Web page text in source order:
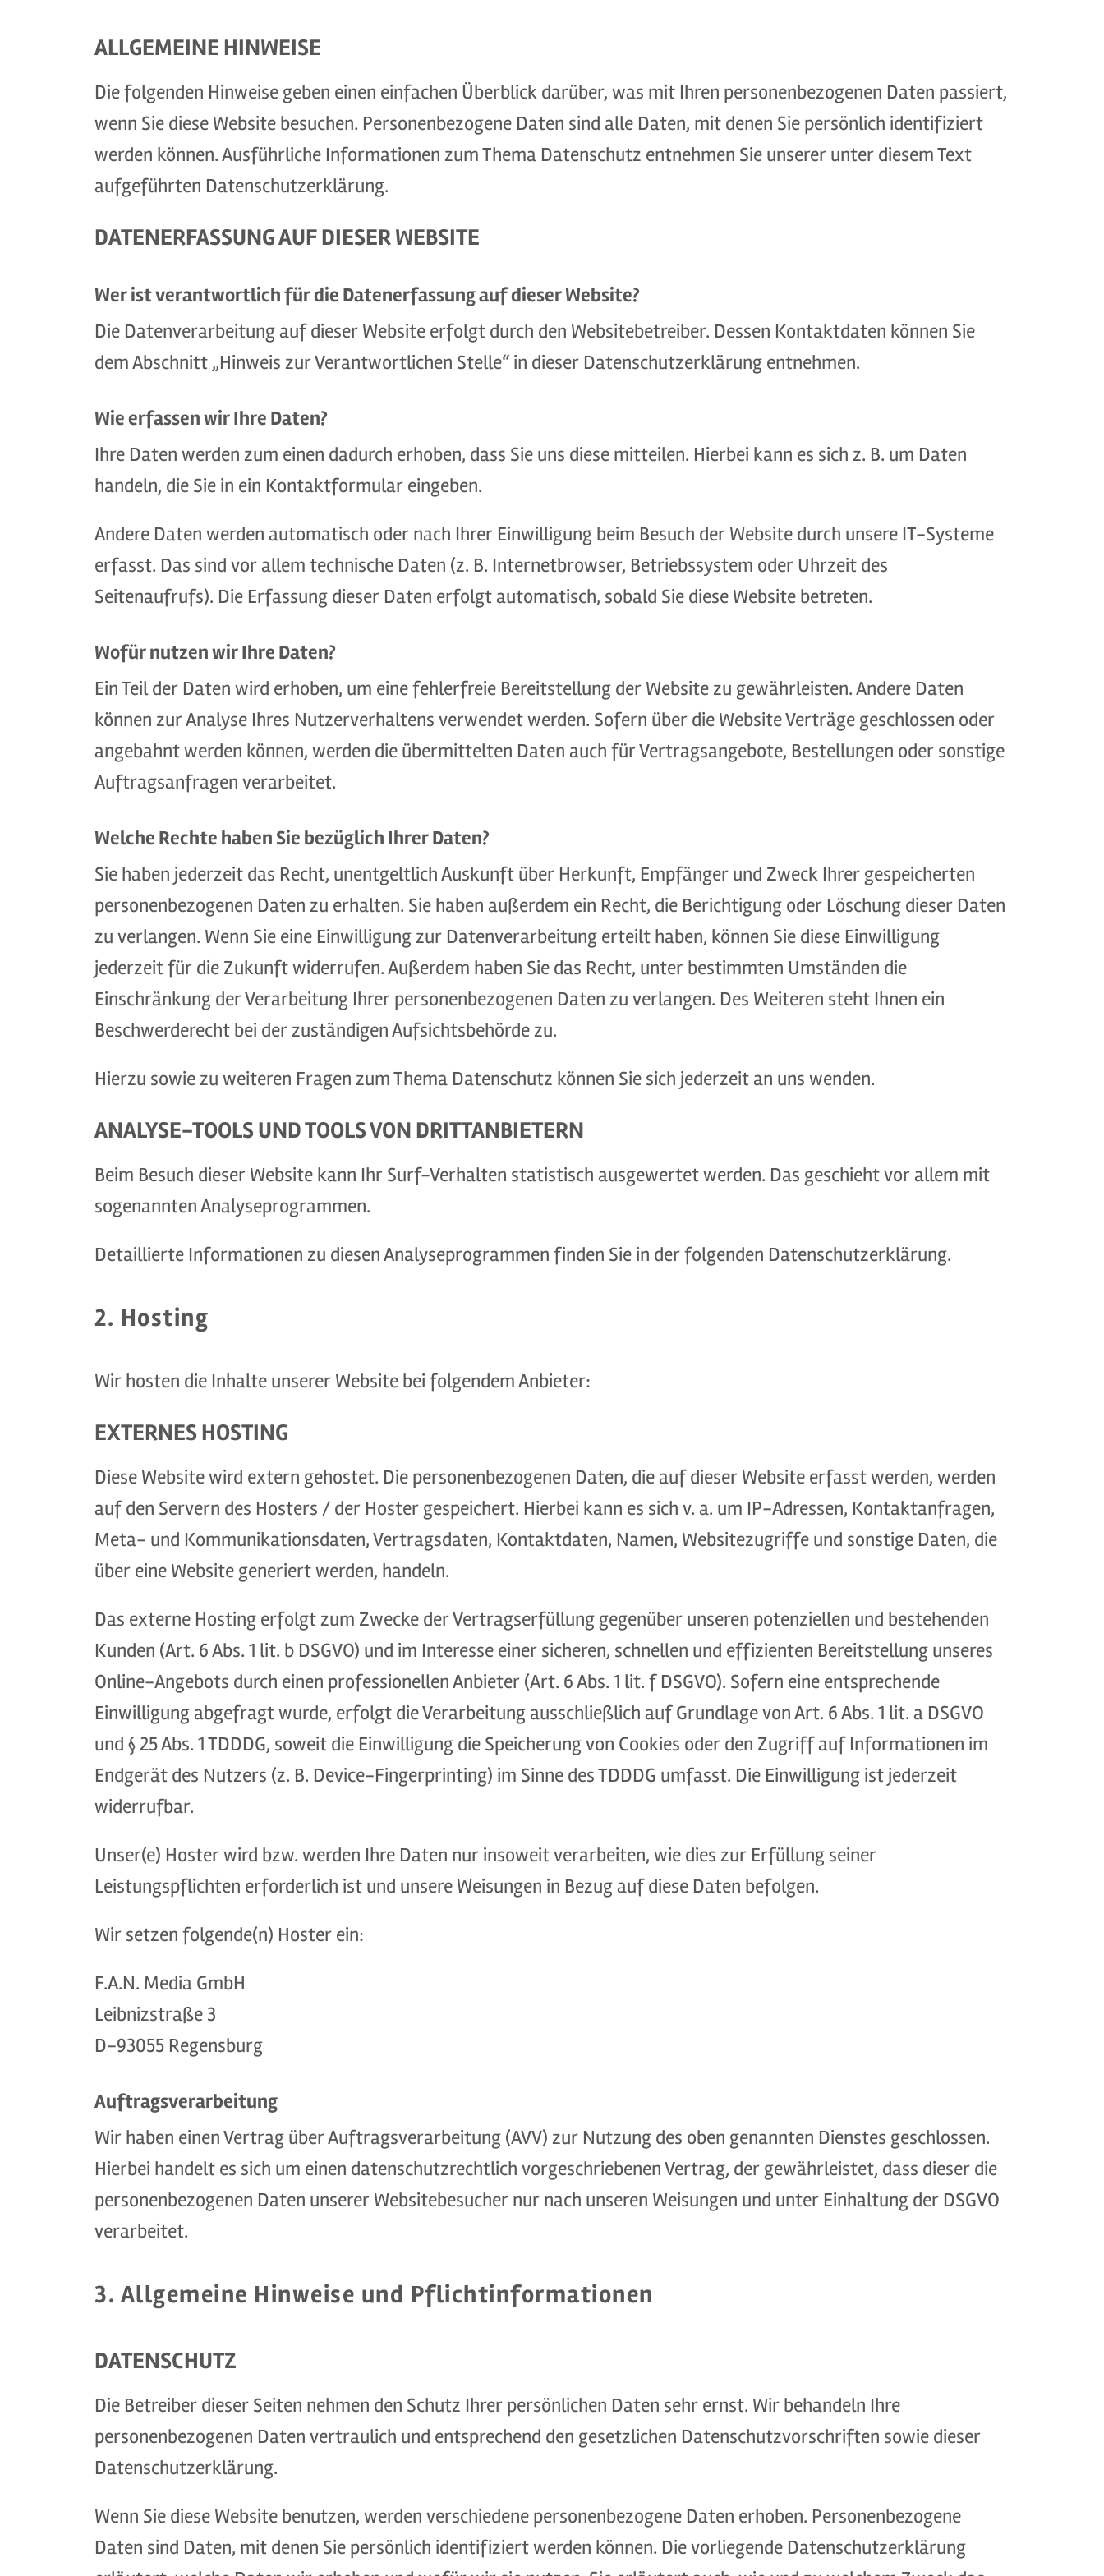
ALLGEMEINE HINWEISE
Die folgenden Hinweise geben einen einfachen Überblick darüber, was mit Ihren personenbezogenen Daten passiert,
wenn Sie diese Website besuchen. Personenbezogene Daten sind alle Daten, mit denen Sie persönlich identifiziert
werden können. Ausführliche Informationen zum Thema Datenschutz entnehmen Sie unserer unter diesem Text
aufgeführten Datenschutzerklärung.
DATENERFASSUNG AUF DIESER WEBSITE
Wer ist verantwortlich für die Datenerfassung auf dieser Website?
Die Datenverarbeitung auf dieser Website erfolgt durch den Websitebetreiber. Dessen Kontaktdaten können Sie
dem Abschnitt „Hinweis zur Verantwortlichen Stelle“ in dieser Datenschutzerklärung entnehmen.
Wie erfassen wir Ihre Daten?
Ihre Daten werden zum einen dadurch erhoben, dass Sie uns diese mitteilen. Hierbei kann es sich z. B. um Daten
handeln, die Sie in ein Kontaktformular eingeben.
Andere Daten werden automatisch oder nach Ihrer Einwilligung beim Besuch der Website durch unsere IT-Systeme
erfasst. Das sind vor allem technische Daten (z. B. Internetbrowser, Betriebssystem oder Uhrzeit des
Seitenaufrufs). Die Erfassung dieser Daten erfolgt automatisch, sobald Sie diese Website betreten.
Wofür nutzen wir Ihre Daten?
Ein Teil der Daten wird erhoben, um eine fehlerfreie Bereitstellung der Website zu gewährleisten. Andere Daten
können zur Analyse Ihres Nutzerverhaltens verwendet werden. Sofern über die Website Verträge geschlossen oder
angebahnt werden können, werden die übermittelten Daten auch für Vertragsangebote, Bestellungen oder sonstige
Auftragsanfragen verarbeitet.
Welche Rechte haben Sie bezüglich Ihrer Daten?
Sie haben jederzeit das Recht, unentgeltlich Auskunft über Herkunft, Empfänger und Zweck Ihrer gespeicherten
personenbezogenen Daten zu erhalten. Sie haben außerdem ein Recht, die Berichtigung oder Löschung dieser Daten
zu verlangen. Wenn Sie eine Einwilligung zur Datenverarbeitung erteilt haben, können Sie diese Einwilligung
jederzeit für die Zukunft widerrufen. Außerdem haben Sie das Recht, unter bestimmten Umständen die
Einschränkung der Verarbeitung Ihrer personenbezogenen Daten zu verlangen. Des Weiteren steht Ihnen ein
Beschwerderecht bei der zuständigen Aufsichtsbehörde zu.
Hierzu sowie zu weiteren Fragen zum Thema Datenschutz können Sie sich jederzeit an uns wenden.
ANALYSE-TOOLS UND TOOLS VON DRITT­ANBIETERN
Beim Besuch dieser Website kann Ihr Surf-Verhalten statistisch ausgewertet werden. Das geschieht vor allem mit
sogenannten Analyseprogrammen.
Detaillierte Informationen zu diesen Analyseprogrammen finden Sie in der folgenden Datenschutzerklärung.
2. Hosting
Wir hosten die Inhalte unserer Website bei folgendem Anbieter:
EXTERNES HOSTING
Diese Website wird extern gehostet. Die personenbezogenen Daten, die auf dieser Website erfasst werden, werden
auf den Servern des Hosters / der Hoster gespeichert. Hierbei kann es sich v. a. um IP-Adressen, Kontaktanfragen,
Meta- und Kommunikationsdaten, Vertragsdaten, Kontaktdaten, Namen, Websitezugriffe und sonstige Daten, die
über eine Website generiert werden, handeln.
Das externe Hosting erfolgt zum Zwecke der Vertragserfüllung gegenüber unseren potenziellen und bestehenden
Kunden (Art. 6 Abs. 1 lit. b DSGVO) und im Interesse einer sicheren, schnellen und effizienten Bereitstellung unseres
Online-Angebots durch einen professionellen Anbieter (Art. 6 Abs. 1 lit. f DSGVO). Sofern eine entsprechende
Einwilligung abgefragt wurde, erfolgt die Verarbeitung ausschließlich auf Grundlage von Art. 6 Abs. 1 lit. a DSGVO
und § 25 Abs. 1 TDDDG, soweit die Einwilligung die Speicherung von Cookies oder den Zugriff auf Informationen im
Endgerät des Nutzers (z. B. Device-Fingerprinting) im Sinne des TDDDG umfasst. Die Einwilligung ist jederzeit
widerrufbar.
Unser(e) Hoster wird bzw. werden Ihre Daten nur insoweit verarbeiten, wie dies zur Erfüllung seiner
Leistungspflichten erforderlich ist und unsere Weisungen in Bezug auf diese Daten befolgen.
Wir setzen folgende(n) Hoster ein:
F.A.N. Media GmbH
Leibnizstraße 3
D-93055 Regensburg
Auftragsverarbeitung
Wir haben einen Vertrag über Auftragsverarbeitung (AVV) zur Nutzung des oben genannten Dienstes geschlossen.
Hierbei handelt es sich um einen datenschutzrechtlich vorgeschriebenen Vertrag, der gewährleistet, dass dieser die
personenbezogenen Daten unserer Websitebesucher nur nach unseren Weisungen und unter Einhaltung der DSGVO
verarbeitet.
3. Allgemeine Hinweise und Pflicht­informationen
DATENSCHUTZ
Die Betreiber dieser Seiten nehmen den Schutz Ihrer persönlichen Daten sehr ernst. Wir behandeln Ihre
personenbezogenen Daten vertraulich und entsprechend den gesetzlichen Datenschutzvorschriften sowie dieser
Datenschutzerklärung.
Wenn Sie diese Website benutzen, werden verschiedene personenbezogene Daten erhoben. Personenbezogene
Daten sind Daten, mit denen Sie persönlich identifiziert werden können. Die vorliegende Datenschutzerklärung